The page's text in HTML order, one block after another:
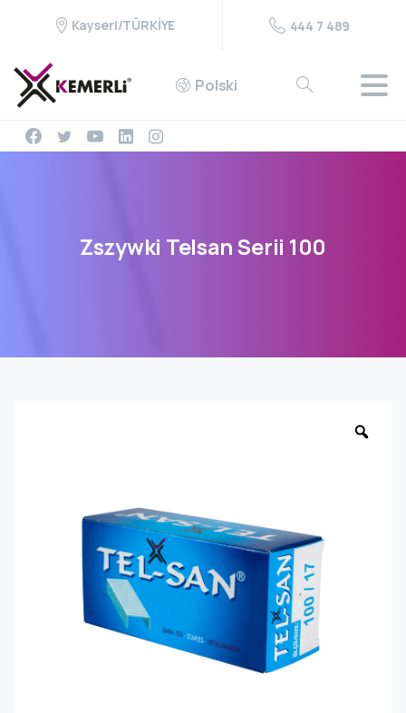
Kayseri/TÜRKİYE 444 7 489
Polski
Zszywki TelsanSerii 100